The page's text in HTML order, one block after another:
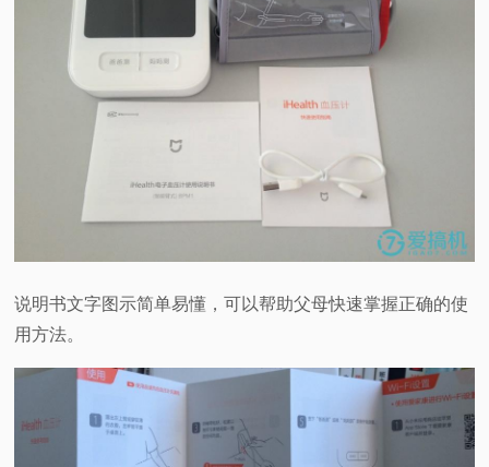
说明书文字图示简单易懂，可以帮助父母快速掌握正确的使
用方法。